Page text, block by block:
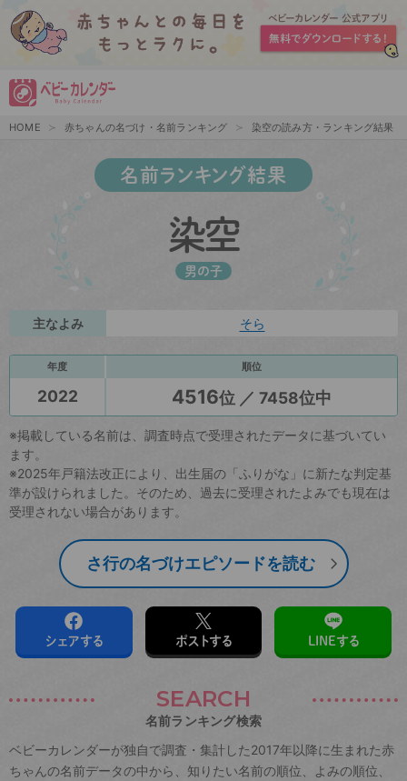
HOME 赤ちゃんの名づけ・名前ランキング 染空の読み方・ランキング結果
名前ランキング結果
染空
男の子
主なよみ そら
年度 順位
2022 4516位 ／ 7458位中
※掲載している名前は、調査時点で受理されたデータに基づいてい
ます。
※2025年戸籍法改正により、出生届の「ふりがな」に新たな判定基
準が設けられました。そのため、過去に受理されたよみでも現在は
受理されない場合があります。
さ行の名づけエピソードを読む
シェアする ポストする LINEする
SEARCH
名前ランキング検索
ベビーカレンダーが独自で調査・集計した2017年以降に生まれた赤
ちゃんの名前データの中から、知りたい名前の順位、よみの順位、